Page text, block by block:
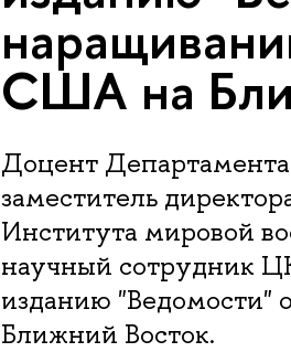
США на
Доцент
заместитель
Института мировой
научный сотрудник
изданию "Ведомости"
Ближний Восток.